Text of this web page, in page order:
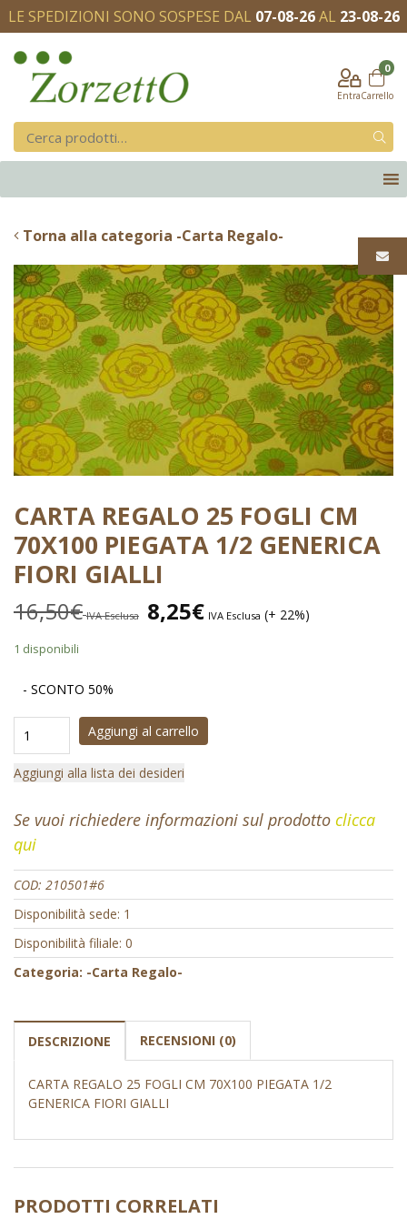
LE SPEDIZIONI SONO SOSPESE DAL 07-08-26AL 23-08-26
Entra
0
Carrello
Torna alla categoria -Carta Regalo-
CARTA REGALO 25 FOGLI CM
70X100 PIEGATA 1/2 GENERICA
FIORI GIALLI
16,50€ IVA Esclusa 8,25€ IVA Esclusa (+ 22%)
1 disponibili
- SCONTO 50%
Aggiungi al carrello
Aggiungi alla lista dei desideri
Se vuoi richiedere informazioni sul prodotto clicca
qui
COD: 210501#6
Disponibilità sede: 1
Disponibilità filiale: 0
Categoria: -Carta Regalo-
DESCRIZIONE RECENSIONI (0)
CARTA REGALO 25 FOGLI CM 70X100 PIEGATA 1/2
GENERICA FIORI GIALLI
PRODOTTI CORRELATI